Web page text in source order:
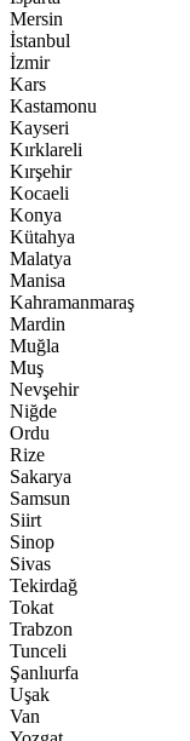
Mersin
İstanbul
İzmir
Kars
Kastamonu
Kayseri
Kırklareli
Kırşehir
Kocaeli
Konya
Kütahya
Malatya
Manisa
Kahramanmaraş
Mardin
Muğla
Muş
Nevşehir
Niğde
Ordu
Rize
Sakarya
Samsun
Siirt
Sinop
Sivas
Tekirdağ
Tokat
Trabzon
Tunceli
Şanlıurfa
Uşak
Van